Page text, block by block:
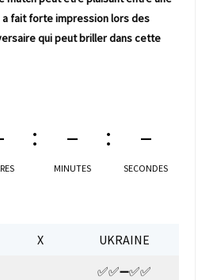
fait forte impression lors des
qui peut briller dans cette
–
MINUTES
–
SECONDES
X
UKRAINE
✅✅➖✅✅